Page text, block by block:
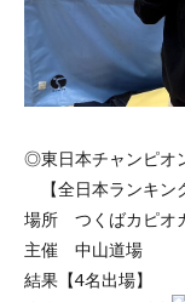
◎東日本チャンピオ
【全日本ランキン
場所 つくばカピオ
主催 中山道場
結果【4名出場】